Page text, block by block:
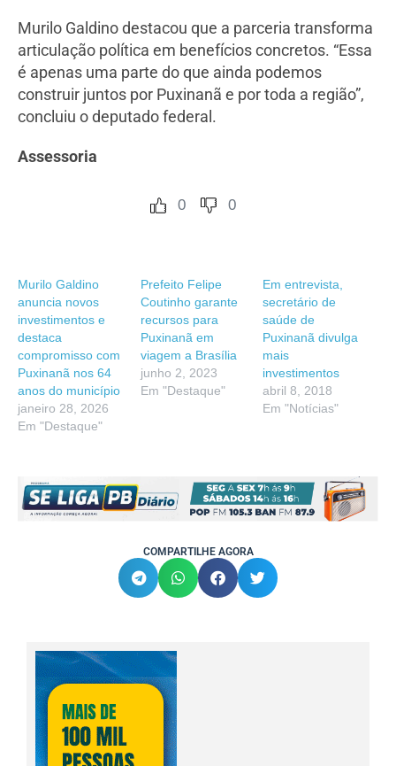
Murilo Galdino destacou que a parceria transforma
articulação política em benefícios concretos. “Essa
é apenas uma parte do que ainda podemos
construir juntos por Puxinanã e por toda a região”,
concluiu o deputado federal.
Assessoria
0 0
Murilo Galdino
anuncia novos
investimentos e
destaca
compromisso com
Puxinanã nos 64
anos do município
janeiro 28, 2026
Em "Destaque"
Prefeito Felipe
Coutinho garante
recursos para
Puxinanã em
viagem a Brasília
junho 2, 2023
Em "Destaque"
Em entrevista,
secretário de
saúde de
Puxinanã divulga
mais
investimentos
abril 8, 2018
Em "Notícias"
COMPARTILHE AGORA